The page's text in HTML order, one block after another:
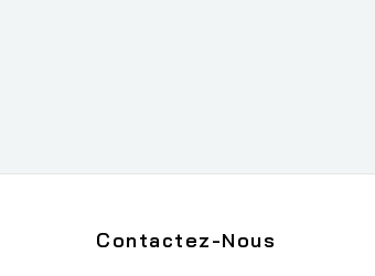
Contactez-Nous